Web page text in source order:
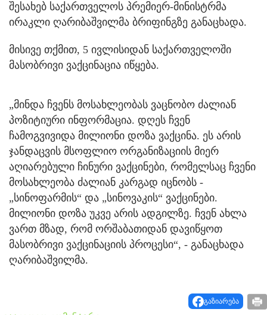
შესახებ საქართველოს პრემიერ-მინისტრმა
ირაკლი ღარიბაშვილმა ბრიფინგზე განაცხადა.
მისივე თქმით, 5 ივლისიდან საქართველოში
მასობრივი ვაქცინაცია იწყება.
„მინდა ჩვენს მოსახლეობას ვაცნობო ძალიან
პოზიტიური ინფორმაცია. დღეს ჩვენ
ჩამოგვივიდა მილიონი დოზა ვაქცინა. ეს არის
ჯანდაცვის მსოფლიო ორგანიზაციის მიერ
აღიარებული ჩინური ვაქცინები, რომელსაც ჩვენი
მოსახლეობა ძალიან კარგად იცნობს -
„სინოფარმის“ და „სინოვაკის“ ვაქცინები.
მილიონი დოზა უკვე არის ადგილზე. ჩვენ ახლა
ვართ მზად, რომ ორშაბათიდან დავიწყოთ
მასობრივი ვაქცინაციის პროცესი“, - განაცხადა
ღარიბაშვილმა.
გაზიარება